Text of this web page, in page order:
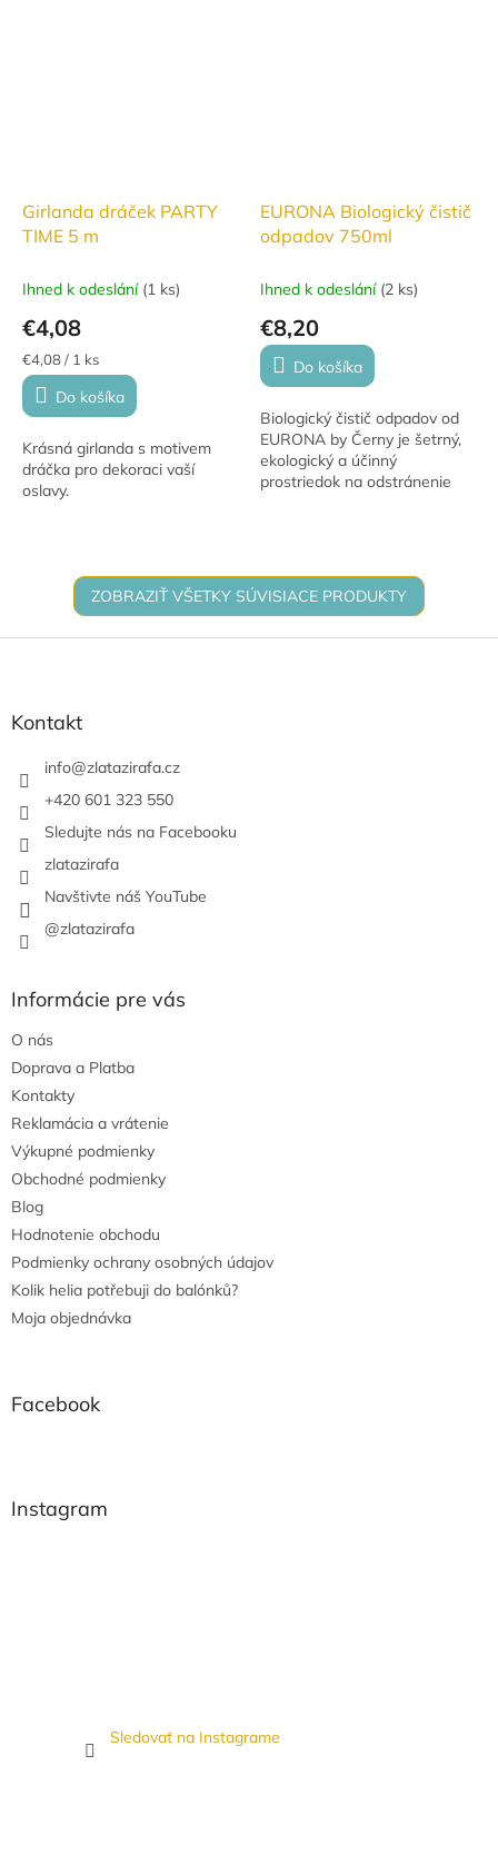
Girlanda dráček PARTY
TIME 5 m
Ihned k odeslání (1 ks)
€4,08
Jednotková
cena:
€4,08 / 1 ks
Do košíka
Krásná girlanda s motivem
dráčka pro dekoraci vaší
oslavy.
EURONA Biologický čistič
odpadov 750ml
Ihned k odeslání (2 ks)
€8,20
Do košíka
Biologický čistič odpadov od
EURONA by Černy je šetrný,
ekologický a účinný
prostriedok na odstránenie
ZOBRAZIŤ VŠETKY SÚVISIACE PRODUKTY
Z
Kontakt
info@zlatazirafa.cz
+420 601 323 550
Sledujte nás na Facebooku
zlatazirafa
Navštivte náš YouTube
@zlatazirafa
Informácie pre vás
O nás
Doprava a Platba
Kontakty
Reklamácia a vrátenie
Výkupné podmienky
Obchodné podmienky
Blog
Hodnotenie obchodu
Podmienky ochrany osobných údajov
Kolik helia potřebuji do balónků?
Moja objednávka
Facebook
Instagram
Sledovať na Instagrame